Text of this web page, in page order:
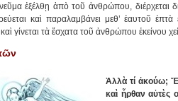
ἐξέλθῃ ἀπὸ τοῦ ἀνθρώπου, διέρχεται
καὶ παραλαμβάνει μεθ’ ἑαυτοῦ
καὶ γίνεται τὰ ἔσχατα τοῦ ἀνθρώπου
Ἀλλὰ τί ἀκούω;
καὶ ἦρθαν αὐτὲς